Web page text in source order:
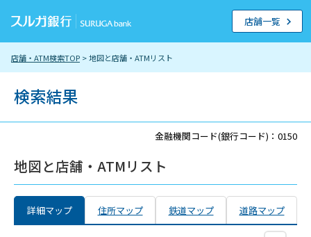
店舗・ATM検索TOP > 地図と店舗・ATMリスト
店舗一覧
検索結果
金融機関コード(銀行コード)：0150
地図と店舗・ATMリスト
詳細マップ 住所マップ 鉄道マップ 道路マップ